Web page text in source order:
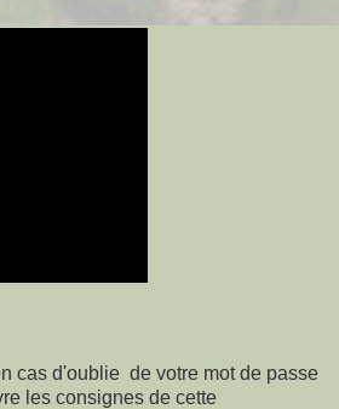
cas d'oublie de votre mot de passe
les consignes de cette